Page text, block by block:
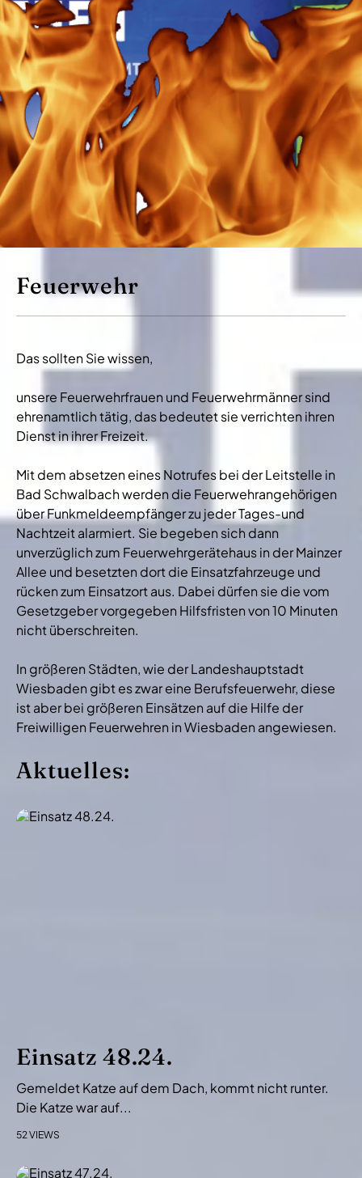
Feuerwehr
Das sollten Sie wissen,
unsere Feuerwehrfrauen und Feuerwehrmänner sind
ehrenamtlich tätig, das bedeutet sie verrichten ihren
Dienst in ihrer Freizeit.
Mit dem absetzen eines Notrufes bei der Leitstelle in
Bad Schwalbach werden die Feuerwehrangehörigen
über Funkmeldeempfänger zu jeder Tages-und
Nachtzeit alarmiert. Sie begeben sich dann
unverzüglich zum Feuerwehrgerätehaus in der Mainzer
Allee und besetzten dort die Einsatzfahrzeuge und
rücken zum Einsatzort aus. Dabei dürfen sie die vom
Gesetzgeber vorgegeben Hilfsfristen von 10 Minuten
nicht überschreiten.
In größeren Städten, wie der Landeshauptstadt
Wiesbaden gibt es zwar eine Berufsfeuerwehr, diese
ist aber bei größeren Einsätzen auf die Hilfe der
Freiwilligen Feuerwehren in Wiesbaden angewiesen.
Aktuelles:
Einsatz 48.24.
Gemeldet Katze auf dem Dach, kommt nicht runter.
Die Katze war auf...
52 VIEWS